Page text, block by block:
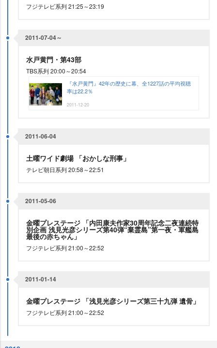
フジテレビ系列 21:25～23:19
2011-07-04～
水戸黄門・第43部
TBS系列 20:00～20:54
『水戸黄門』42年の歴史に幕、全1227話の平均視聴
率は22.2％
2011-12-20
2011-06-04
土曜ワイド劇場 「おかしな刑事」
テレビ朝日系列 20:58～22:51
2011-05-06
金曜プレステージ 「内田康夫作家30周年記念二夜連続特
別企画 浅見光彦シリーズ第40弾“棄霊島”第一夜・軍艦島
最後の赤ちゃん」
フジテレビ系列 21:00～22:52
2011-01-14
金曜プレステージ 「浅見光彦シリーズ第三十九弾 遺骨」
フジテレビ系列 21:00～22:52